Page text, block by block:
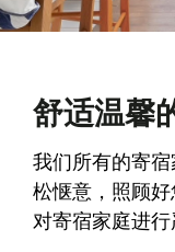
舒适温馨
我们所有的寄
松惬意，照顾
对寄宿家庭进行